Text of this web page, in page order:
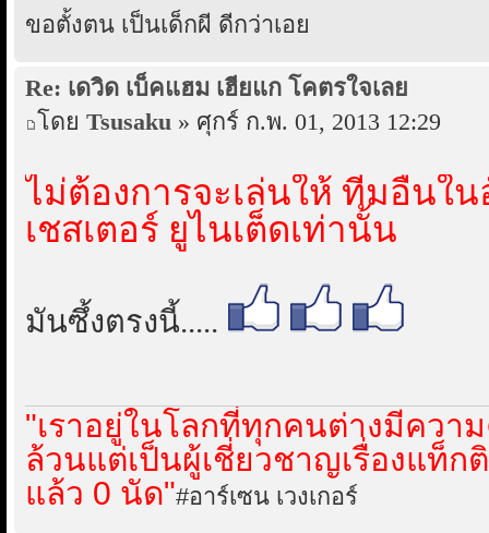
ขอตั้งตน เป็นเด็กผี ดีกว่าเอย
Re: เดวิด เบ็คแฮม เฮียแก โคตรใจเลย
โดย Tsusaku » ศุกร์ ก.พ. 01, 2013 12:29
ไม่ต้องการจะเล่นให้ ทีมอื่นใ
เชสเตอร์ ยูไนเต็ดเท่านั้น
มันซึ้งตรงนี้.....
"เราอยู่ในโลกที่ทุกคนต่างมีควา
ล้วนแต่เป็นผู้เชี่ยวชาญเรื่องแท็
แล้ว 0 นัด"#อาร์เซน เวงเกอร์